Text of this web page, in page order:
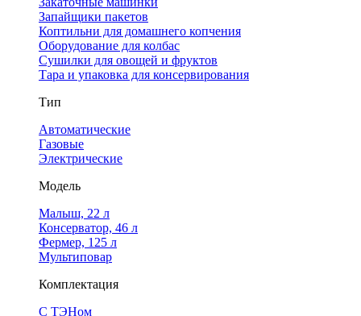
Запайщики пакетов
Коптильни для домашнего копчения
Оборудование для колбас
Сушилки для овощей и фруктов
Тара и упаковка для консервирования
Тип
Автоматические
Газовые
Электрические
Модель
Малыш, 22 л
Консерватор, 46 л
Фермер, 125 л
Мультиповар
Комплектация
С ТЭНом